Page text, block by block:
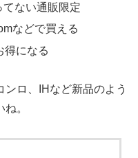
ない通販限定
などで買える
得になる
ロ、IHなど新品のよう
。